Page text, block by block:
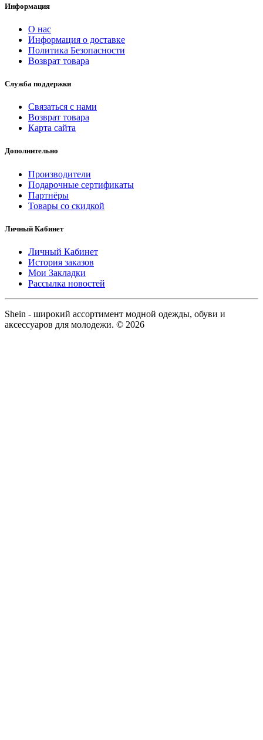
Информация
О нас
Информация о доставке
Политика Безопасности
Возврат товара
Служба поддержки
Связаться с нами
Возврат товара
Карта сайта
Дополнительно
Производители
Подарочные сертификаты
Партнёры
Товары со скидкой
Личный Кабинет
Личный Кабинет
История заказов
Мои Закладки
Рассылка новостей
Shein - широкий ассортимент модной одежды, обуви и
аксессуаров для молодежи. © 2026